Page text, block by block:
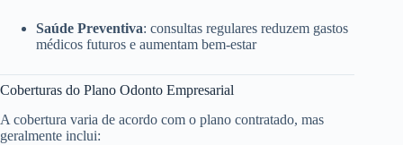
Saúde Preventiva: consultas regulares reduzem gastos
médicos futuros e aumentam bem-estar
Coberturas do Plano Odonto Empresarial
A cobertura varia de acordo com o plano contratado, mas
geralmente inclui: